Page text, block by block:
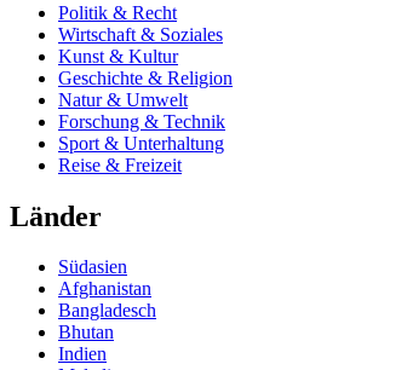
Politik & Recht
Wirtschaft & Soziales
Kunst & Kultur
Geschichte & Religion
Natur & Umwelt
Forschung & Technik
Sport & Unterhaltung
Reise & Freizeit
Länder
Südasien
Afghanistan
Bangladesch
Bhutan
Indien